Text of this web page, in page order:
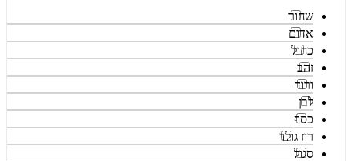
שחור
אדום
כחול
זהב
ורוד
לבן
כסף
רוז גולד
סגול